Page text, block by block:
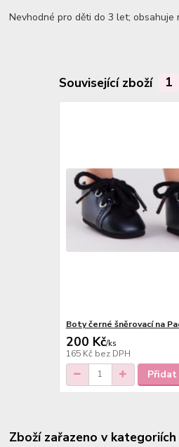
Nevhodné pro děti do 3 let; obsahuje
Související zboží 1
Boty černé šněrovací na
200 Kč/ks
165 Kč bez DPH
Zboží zařazeno v kategoriích